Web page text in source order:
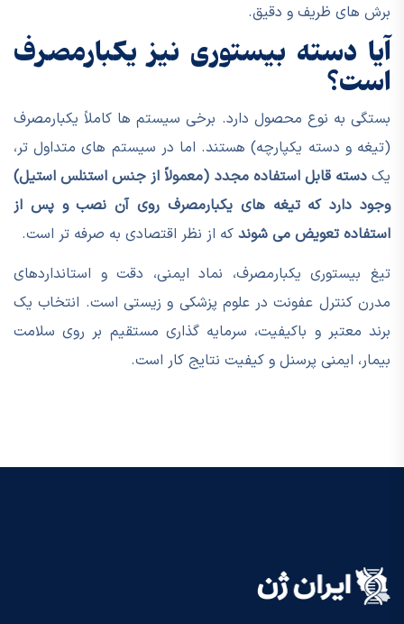
برش های ظریف و دقیق.
آیا دسته بیستوری نیز یکبارمصرف
است؟
بستگی به نوع محصول دارد. برخی سیستم ها کاملاً یکبارمصرف
(تیغه و دسته یکپارچه) هستند. اما در سیستم های متداول تر،
یکدسته قابل استفاده مجدد (معمولاً از جنس استنلس استیل)
وجود دارد که تیغه های یکبارمصرف روی آن نصب و پس از
استفاده تعویض می شوند که از نظر اقتصادی به صرفه تر است.
تیغ بیستوری یکبارمصرف، نماد ایمنی، دقت و استانداردهای
مدرن کنترل عفونت در علوم پزشکی و زیستی است. انتخاب یک
برند معتبر و باکیفیت، سرمایه گذاری مستقیم بر روی سلامت
بیمار، ایمنی پرسنل و کیفیت نتایج کار است.